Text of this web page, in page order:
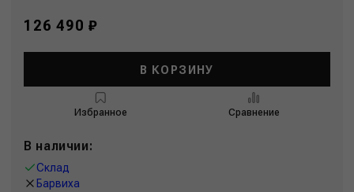
126 490 ₽
В КОРЗИНУ
Избранное Сравнение
В наличии:
Склад
Барвиха